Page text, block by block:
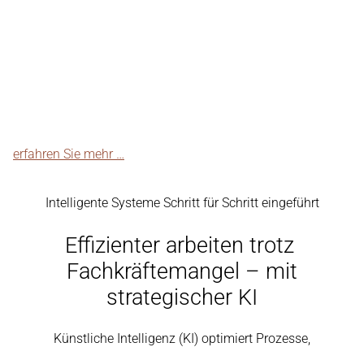
erfahren Sie mehr …
Intelligente Systeme Schritt für Schritt eingeführt
Effizienter arbeiten trotz
Fachkräftemangel – mit
strategischer KI
Künstliche Intelligenz (KI) optimiert Prozesse,